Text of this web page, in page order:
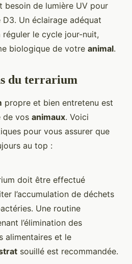
besoin de lumière UV pour
Un éclairage adéquat
le cycle jour-nuit,
biologique de votre animal.
du terrarium
propre et bien entretenu est
de vos animaux. Voici
pour vous assurer que
au top :
doit être effectué
l’accumulation de déchets
Une routine
l’élimination des
alimentaires et le
souillé est recommandée.